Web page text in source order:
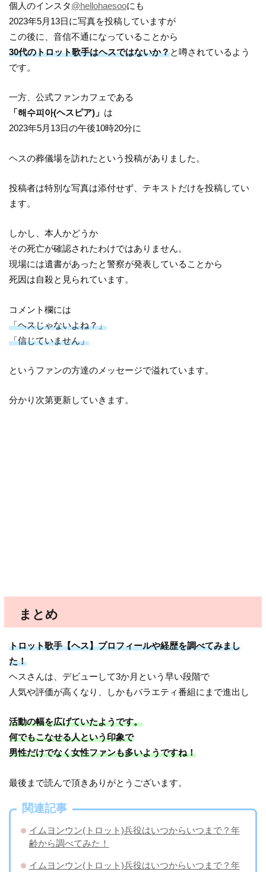
個人のインスタ@hellohaesooにも
2023年5月13日に写真を投稿していますが
この後に、音信不通になっていることから
30代のトロット歌手はヘスではないか？と噂されているよう
です。
一方、公式ファンカフェである
「해수피아(ヘスピア)」 は
2023年5月13日の午後10時20分に
ヘスの葬儀場を訪れたという投稿がありました。
投稿者は特別な写真は添付せず、テキストだけを投稿してい
ます。
しかし、本人かどうか
その死亡が確認されたわけではありません。
現場には遺書があったと警察が発表していることから
死因は自殺と見られています。
コメント欄には
「ヘスじゃないよね？」
「信じていません」
というファンの方達のメッセージで溢れています。
分かり次第更新していきます。
まとめ
トロット歌手【ヘス】プロフィールや経歴を調べてみまし
た！
ヘスさんは、デビューして3か月という早い段階で
人気や評価が高くなり、しかもバラエティ番組にまで進出し
活動の幅を広げていたようです。
何でもこなせる人という印象で
男性だけでなく女性ファンも多いようですね！
最後まで読んで頂きありがとうございます。
関連記事
イムヨンウン(トロット)兵役はいつからいつまで？年
齢から調べてみた！
イムヨンウン(トロット)兵役はいつからいつまで？年